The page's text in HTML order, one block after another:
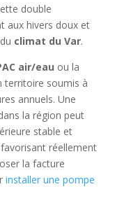
double
aux hivers doux et
climat du Var.
air/eau ou la
territoire soumis à
annuels. Une
la région peut
stable et
réellement
la facture
installer une pompe